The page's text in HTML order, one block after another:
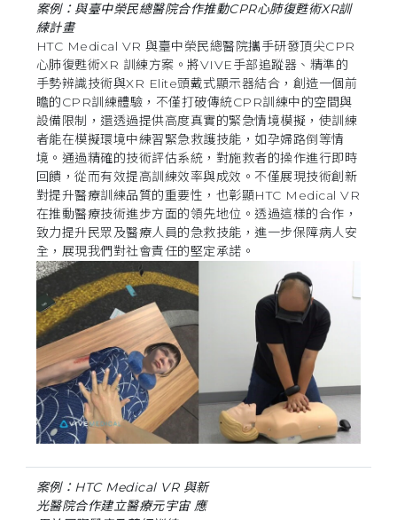
案例：與臺中榮民總醫院合作推動CPR心肺復甦術XR訓
練計畫
HTC Medical VR 與臺中榮民總醫院攜手研發頂尖CPR
心肺復甦術XR 訓練方案。將VIVE手部追蹤器、精準的
手勢辨識技術與XR Elite頭戴式顯示器結合，創造一個前
瞻的CPR訓練體驗，不僅打破傳統CPR訓練中的空間與
設備限制，還透過提供高度真實的緊急情境模擬，使訓練
者能在模擬環境中練習緊急救護技能，如孕婦路倒等情
境。通過精確的技術評估系統，對施救者的操作進行即時
回饋，從而有效提高訓練效率與成效。不僅展現技術創新
對提升醫療訓練品質的重要性，也彰顯HTC Medical VR
在推動醫療技術進步方面的領先地位。透過這樣的合作，
致力提升民眾及醫療人員的急救技能，進一步保障病人安
全，展現我們對社會責任的堅定承諾。
案例：HTC Medical VR 與新
光醫院合作建立醫療元宇宙 應